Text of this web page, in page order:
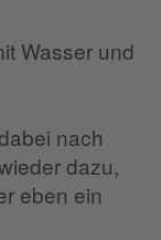
Wasser und
nach
dazu,
eben ein